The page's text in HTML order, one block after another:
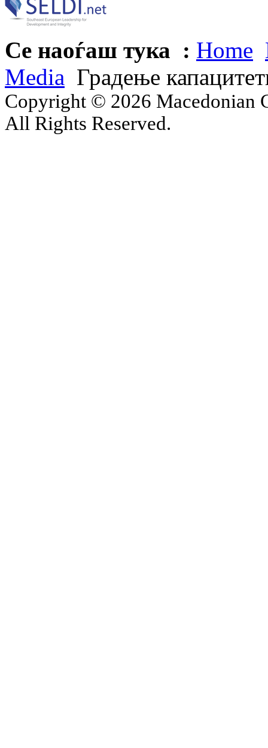
Се наоѓаш тука : Home
Media Градење
Copyright © 2026 Macedonian
All Rights Reserved.